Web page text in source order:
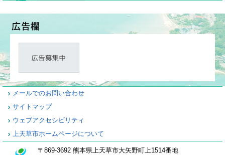
メールでのお問い合わせ
サイトマップ
ウェブアクセシビリティ
上天草市ホームページについて
〒869-3692 熊本県上天草市大矢野町上1514番地